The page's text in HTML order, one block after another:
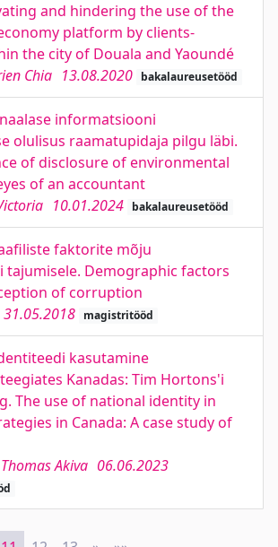
and hindering the use of the
platform by clients-
the city of Douala and Yaoundé
Chia 13.08.2020 bakalaureusetööd
informatsiooni
olulisus raamatupidaja pilgu läbi.
of disclosure of environmental
of an accountant
10.01.2024 bakalaureusetööd
faktorite mõju
Demographic factors
of corruption
31.05.2018 magistritööd
kasutamine
Kanadas: Tim Hortons'i
The use of national identity in
in Canada: A case study of
Akiva 06.06.2023